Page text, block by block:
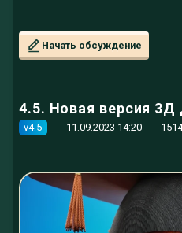
Начать обсуждение
4.5. Новая версия 3Д
v4.5 11.09.2023 14:20